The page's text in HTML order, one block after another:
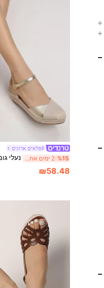
#פלאים ארוגים
%15 2 ימים אחרונים
₪58.48